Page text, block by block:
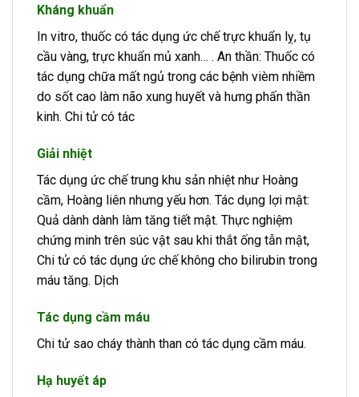
Kháng khuẩn
In vitro, thuốc có tác dụng ức chế trực khuẩn lỵ, tụ
cầu vàng, trực khuẩn mủ xanh… . An thần: Thuốc có
tác dụng chữa mất ngủ trong các bệnh vièm nhiềm
do sốt cao làm não xung huyết và hưng phấn thần
kinh. Chi tử có tác
Giải nhiệt
Tác dụng ức chế trung khu sản nhiệt như Hoàng
cầm, Hoàng liên nhưng yếu hơn. Tác dụng lợi mật:
Quả dành dành làm tăng tiết mật. Thực nghiệm
chứng minh trên súc vật sau khi thắt ống tẫn mật,
Chi tử có tác dụng ức chế không cho bilirubin trong
máu tăng. Dịch
Tác dụng cầm máu
Chi tử sao cháy thành than có tác dụng cầm máu.
Hạ huyết áp